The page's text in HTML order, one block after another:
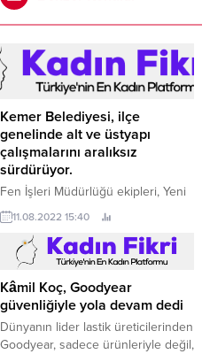
Kemer Belediyesi, ilçe
genelinde alt ve üstyapı
çalışmalarını aralıksız
sürdürüyor.
Fen İşleri Müdürlüğü ekipleri, Yeni
Mahalle Ahmet Çavuş Caddesi
üzerinde 2.
11.08.2022 15:40
Kâmil Koç, Goodyear
güvenliğiyle yola devam dedi
Dünyanın lider lastik üreticilerinden
Goodyear, sadece ürünleriyle değil,